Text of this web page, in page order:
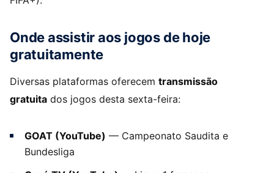
Onde assistir aos jogos de hoje
gratuitamente
Diversas plataformas oferecem transmissão
gratuita dos jogos desta sexta-feira:
GOAT (YouTube) — Campeonato Saudita e
Bundesliga